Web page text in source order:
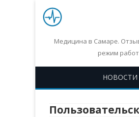
Медицина в Самаре.
режим